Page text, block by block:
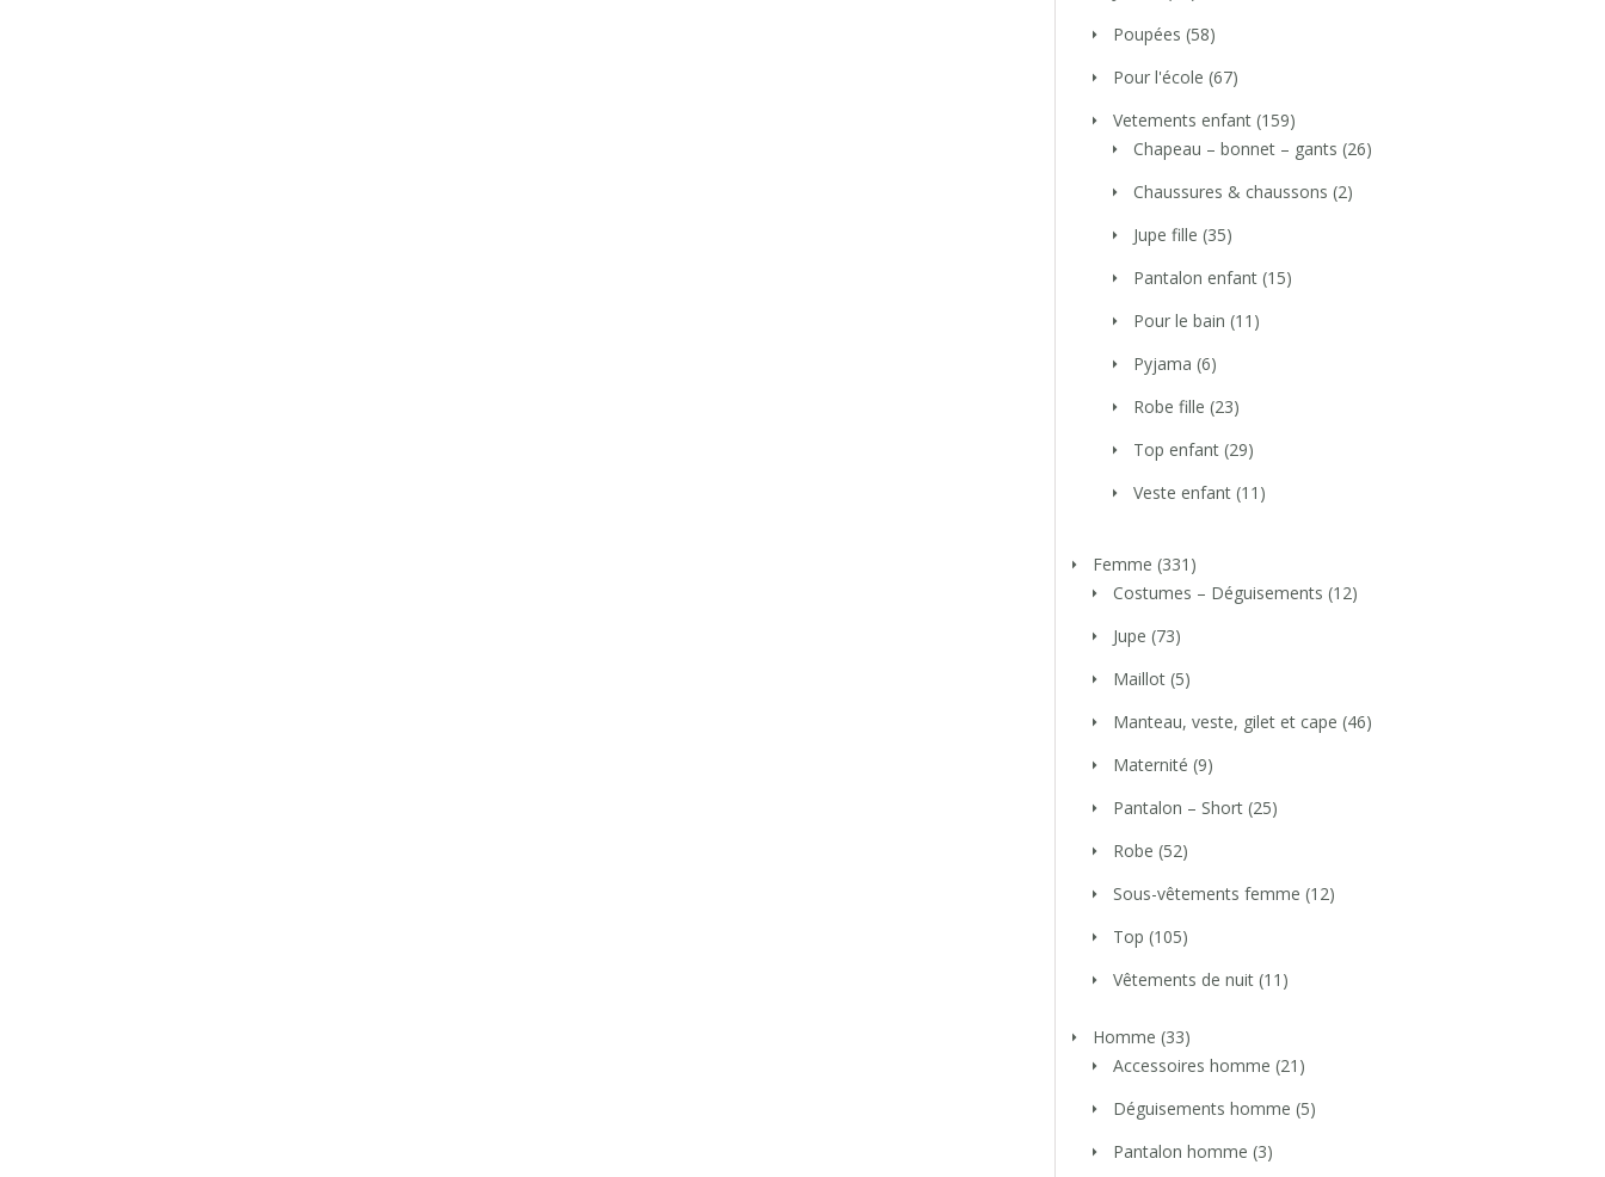
Poupées (58)
Pour l'école (67)
Vetements enfant (159)
Chapeau – bonnet – gants (26)
Chaussures & chaussons (2)
Jupe fille (35)
Pantalon enfant (15)
Pour le bain (11)
Pyjama (6)
Robe fille (23)
Top enfant (29)
Veste enfant (11)
Femme (331)
Costumes – Déguisements (12)
Jupe (73)
Maillot (5)
Manteau, veste, gilet et cape (46)
Maternité (9)
Pantalon – Short (25)
Robe (52)
Sous-vêtements femme (12)
Top (105)
Vêtements de nuit (11)
Homme (33)
Accessoires homme (21)
Déguisements homme (5)
Pantalon homme (3)